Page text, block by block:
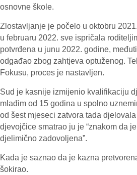
osnovne škole.
Zlostavljanje je počelo u oktobru
u februaru 2022. sve ispričala
potvrđena u junu 2022. godine,
odgađao zbog zahtjeva optuženog.
Fokusu, proces je nastavljen.
Sud je kasnije izmijenio kvalifikaciju
mlađim od 15 godina u spolno
od šest mjeseci zatvora tada
djevojčice smatrao ju je “znakom da
djelimično zadovoljena”.
Kada je saznao da je kazna
šokirao.